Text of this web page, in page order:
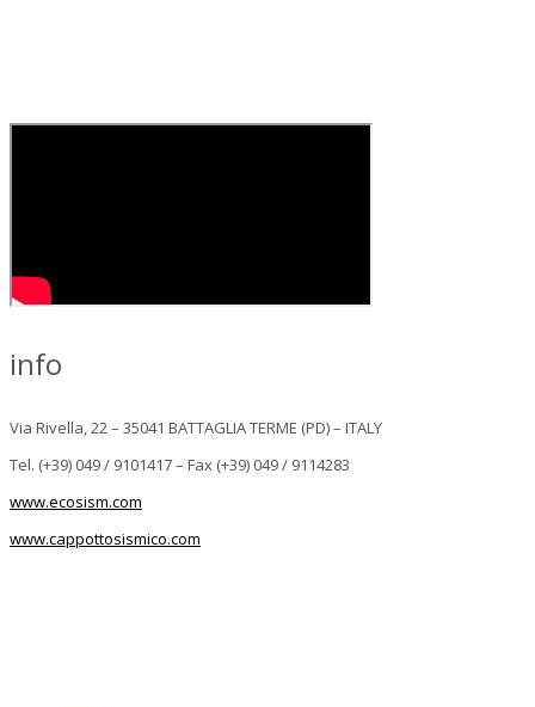
info
Via Rivella, 22 – 35041 BATTAGLIA TERME (PD) – ITALY
Tel. (+39) 049 / 9101417 – Fax (+39) 049 / 9114283
www.ecosism.com
www.cappottosismico.com